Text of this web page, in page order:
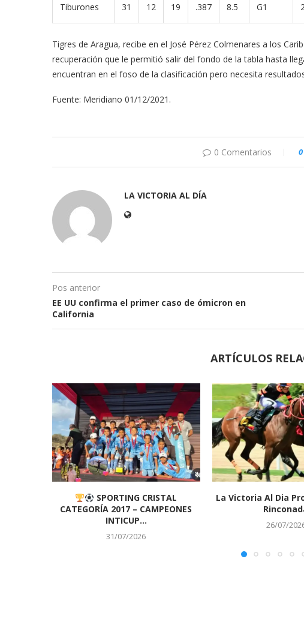
Tiburones 31 12 19 .387 8.5 G1
Tigres de Aragua, recibe en el José Pérez Colmenares a los
recuperación que le permitió salir del fondo de la tabla hasta
encuentran en el foso de la clasificación pero necesita
Fuente: Meridiano 01/12/2021.
0 Comentarios 0
LA VICTORIA AL DÍA
Pos anterior
EE UU confirma el primer caso de ómicron en
California
ARTÍCULOS
SPORTING CRISTAL
CATEGORÍA 2017 – CAMPEONES
INTICUP...
31/07/2026
La Victoria Al Dia
26/07/